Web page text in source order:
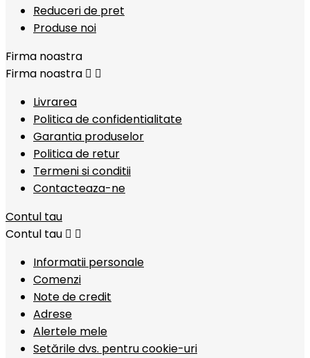
Reduceri de pret
Produse noi
Firma noastra
Firma noastra  
Livrarea
Politica de confidentialitate
Garantia produselor
Politica de retur
Termeni si conditii
Contacteaza-ne
Contul tau
Contul tau  
Informatii personale
Comenzi
Note de credit
Adrese
Alertele mele
Setările dvs. pentru cookie-uri